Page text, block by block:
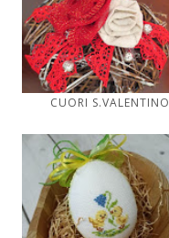
CUORI S.VALENTINO